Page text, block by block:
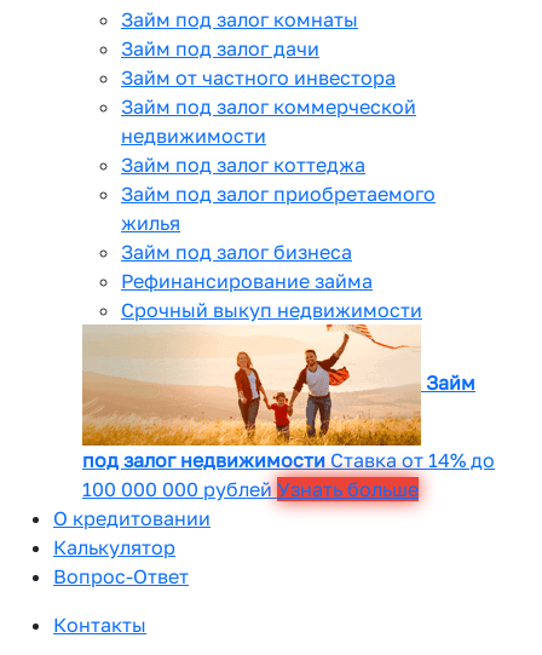
Займ под залог комнаты
Займ под залог дачи
Займ от частного инвестора
Займ под залог коммерческой
недвижимости
Займ под залог коттеджа
Займ под залог приобретаемого
жилья
Займ под залог бизнеса
Рефинансирование займа
Срочный выкуп недвижимости
Займ
под залог недвижимости Ставка от 14% до
100 000 000 рублей Узнать больше
О кредитовании
Калькулятор
Вопрос-Ответ
Контакты